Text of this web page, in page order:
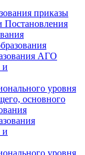
приказы
Постановления
АГО
и
уровня
основного
и